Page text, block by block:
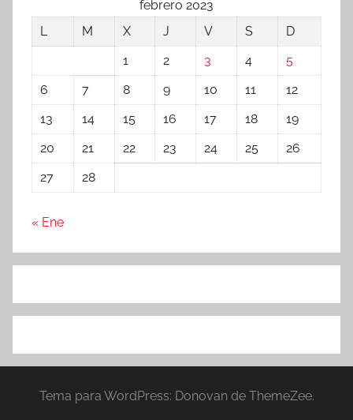
febrero 2023
L
M X J V S
D
1
2 3 4
5
6
7 8 9 10 11
12
13
14 15 16 17 18
19
20
21 22 23 24 25
26
27
28
« Ene
Tema para WordPress: Donovan de ThemeZee.